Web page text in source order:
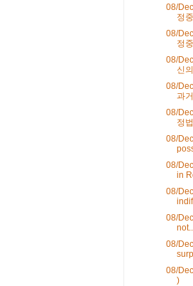
08/
정
08/
정
08/
신
08/
과
08/
정
08/
08/
in
08/
08/
08/
08/
)